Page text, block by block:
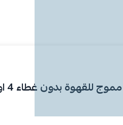
بدون غطاء 4 اونص 50 حبة (اسود)